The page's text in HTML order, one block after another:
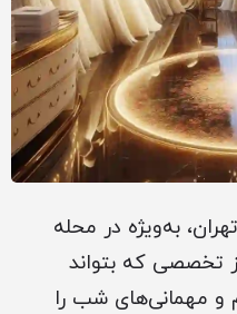
به‌ویژه در محله
تخصصی که بتواند
و مهمانی‌های شب را